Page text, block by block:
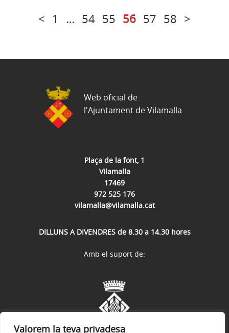
Valorem la teva privadesa
< 1 … 54 55 56 57 58 >
Plaça de la font, 1
Vilamalla
17469
972 525 176
vilamalla@vilamalla.cat
DILLUNS A DIVENDRES de 8.30 a 14.30 hores
Web oficial de
l'Ajuntament de Vilamalla
Amb el suport de: